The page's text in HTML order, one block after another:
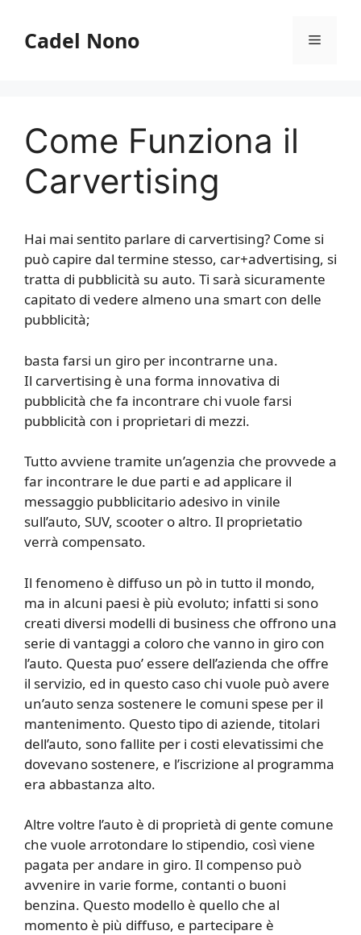
contenuto
Cadel Nono Menu
Come Funziona il
Carvertising
Hai mai sentito parlare di carvertising? Come si
può capire dal termine stesso, car+advertising, si
tratta di pubblicità su auto. Ti sarà sicuramente
capitato di vedere almeno una smart con delle
pubblicità;
basta farsi un giro per incontrarne una.
Il carvertising è una forma innovativa di
pubblicità che fa incontrare chi vuole farsi
pubblicità con i proprietari di mezzi.
Tutto avviene tramite un’agenzia che provvede a
far incontrare le due parti e ad applicare il
messaggio pubblicitario adesivo in vinile
sull’auto, SUV, scooter o altro. Il proprietatio
verrà compensato.
Il fenomeno è diffuso un pò in tutto il mondo,
ma in alcuni paesi è più evoluto; infatti si sono
creati diversi modelli di business che offrono una
serie di vantaggi a coloro che vanno in giro con
l’auto. Questa puo’ essere dell’azienda che offre
il servizio, ed in questo caso chi vuole può avere
un’auto senza sostenere le comuni spese per il
mantenimento. Questo tipo di aziende, titolari
dell’auto, sono fallite per i costi elevatissimi che
dovevano sostenere, e l’iscrizione al programma
era abbastanza alto.
Altre voltre l’auto è di proprietà di gente comune
che vuole arrotondare lo stipendio, così viene
pagata per andare in giro. Il compenso può
avvenire in varie forme, contanti o buoni
benzina. Questo modello è quello che al
momento è più diffuso, e partecipare è